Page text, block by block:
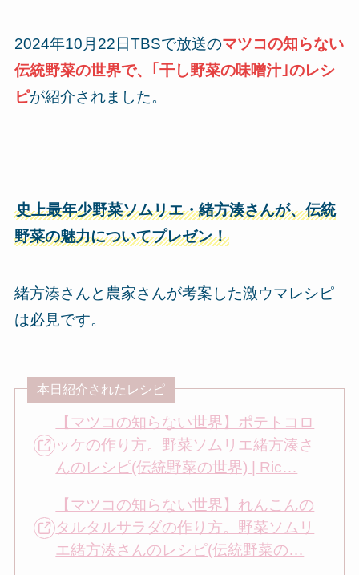
2024年10月22日TBSで放送のマツコの知らない
伝統野菜の世界で、｢干し野菜の味噌汁｣のレシ
ピが紹介されました。
史上最年少野菜ソムリエ・緒方湊さんが、伝統
野菜の魅力についてプレゼン！
緒方湊さんと農家さんが考案した激ウマレシピ
は必見です。
本日紹介されたレシピ
【マツコの知らない世界】ポテトコロ
ッケの作り方。野菜ソムリエ緒方湊さ
んのレシピ(伝統野菜の世界) | Ric…
【マツコの知らない世界】れんこんの
タルタルサラダの作り方。野菜ソムリ
エ緒方湊さんのレシピ(伝統野菜の…